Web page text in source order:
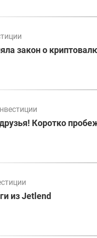
закон о
Коротко
из Jetlend